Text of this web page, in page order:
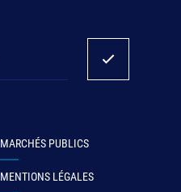
MARCHÉS PUBLICS
MENTIONS LÉGALES